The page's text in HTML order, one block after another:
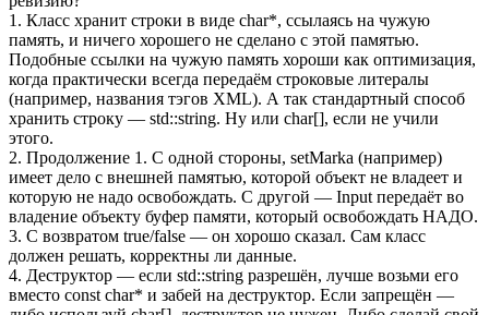
1. Класс хранит строки в виде char*, ссылаясь на чужую
память, и ничего хорошего не сделано с этой памятью.
Подобные ссылки на чужую память хороши как оптимизация,
когда практически всегда передаём строковые литералы
(например, названия тэгов XML). А так стандартный способ
хранить строку — std::string. Ну или char[], если не учили
этого.
2. Продолжение 1. С одной стороны, setMarka (например)
имеет дело с внешней памятью, которой объект не владеет и
которую не надо освобождать. С другой — Input передаёт во
владение объекту буфер памяти, который освобождать НАДО.
3. С возвратом true/false — он хорошо сказал. Сам класс
должен решать, корректны ли данные.
4. Деструктор — если std::string разрешён, лучше возьми его
вместо const char* и забей на деструктор. Если запрещён —